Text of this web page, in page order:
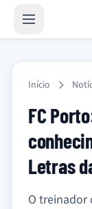
Início
FC
Letras
O treinador